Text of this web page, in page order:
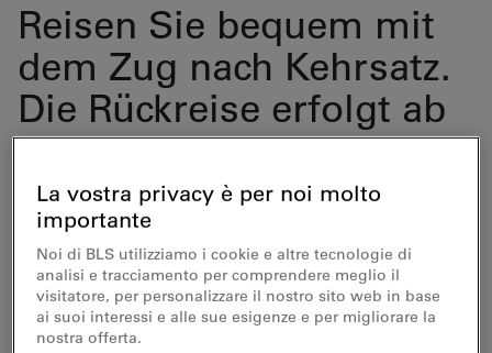
Reisen Sie bequem mit
dem Zug nach Kehrsatz.
Die Rückreise erfolgt ab
Wabern b. Bern, der
Bahnhof ist nur wenige
Meter von der Talstation
der Gurtenbahn
entfernt.
La vostra privacy è per noi molto
importante
Noi di BLS utilizziamo i cookie e altre tecnologie di
analisi e tracciamento per comprendere meglio il
visitatore, per personalizzare il nostro sito web in base
ai suoi interessi e alle sue esigenze e per migliorare la
nostra offerta.